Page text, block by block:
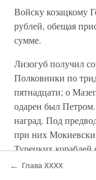
Войску козацкому
рублей, обещая
сумме.
Лизогуб получил
Полковники по
пятнадцати; о
одарен был
наград. Под
при них
Турецких
к Очакову; людей
← Глава XXXX